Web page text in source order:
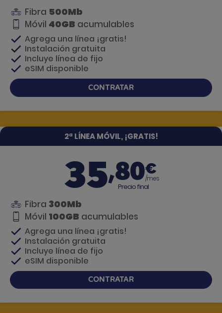
Fibra 500Mb
Móvil 40GB acumulables
Agrega una línea ¡gratis!
Instalación gratuita
Incluye línea de fijo
eSIM disponible
CONTRATAR
2ª LÍNEA MÓVIL, ¡GRATIS!
35,80€
/mes
Precio final
Fibra 300Mb
Móvil 100GB acumulables
Agrega una línea ¡gratis!
Instalación gratuita
Incluye línea de fijo
eSIM disponible
CONTRATAR